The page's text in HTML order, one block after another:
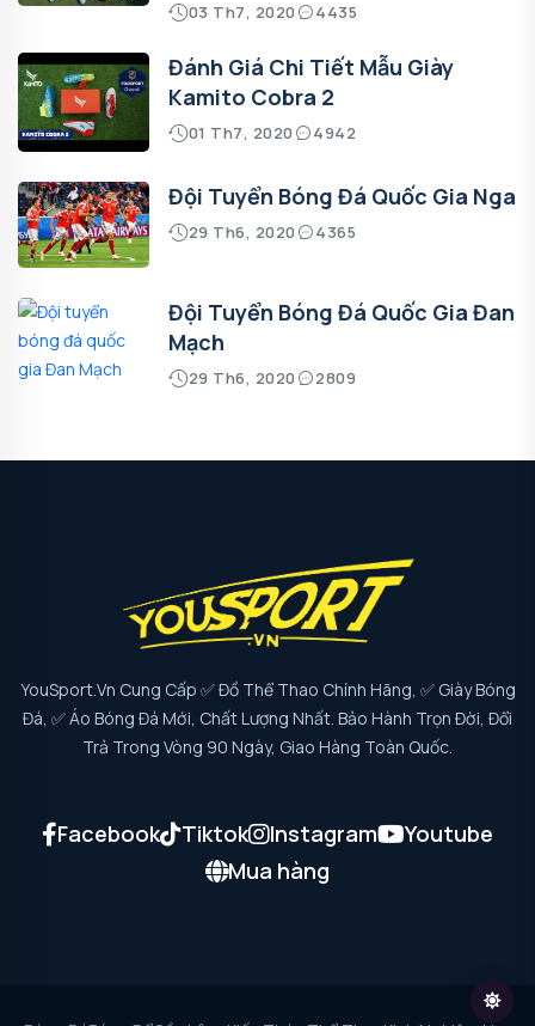
03 Th7, 2020 4435
Đánh Giá Chi Tiết Mẫu Giày
Kamito Cobra 2
01 Th7, 2020 4942
Đội Tuyển Bóng Đá Quốc Gia Nga
29 Th6, 2020 4365
Đội Tuyển Bóng Đá Quốc Gia Đan
Mạch
29 Th6, 2020 2809
YouSport.vn Cung Cấp ✅ Đồ Thể Thao Chính Hãng, ✅ Giày Bóng
Đá, ✅ Áo Bóng Đá Mới, Chất Lượng Nhất. Bảo Hành Trọn Đời, Đổi
Trả Trong Vòng 90 Ngày, Giao Hàng Toàn Quốc.
Facebook Tiktok Instagram
Youtube
Mua hàng